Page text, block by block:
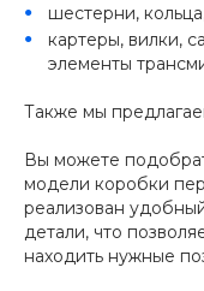
шестерни,
картеры, вилки,
элементы
Также мы
Вы можете
модели коробки
реализован
детали, что
находить нужные